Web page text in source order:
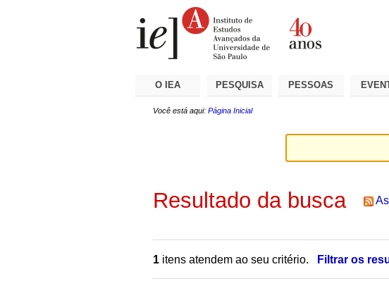
O IEA PESQUISA PESSOAS
Você está aqui: Página Inicial
Resultado da busca
1 itens atendem ao seu critério. Filtrar os